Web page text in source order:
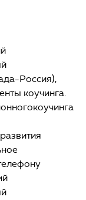
Россия),
коучинга.